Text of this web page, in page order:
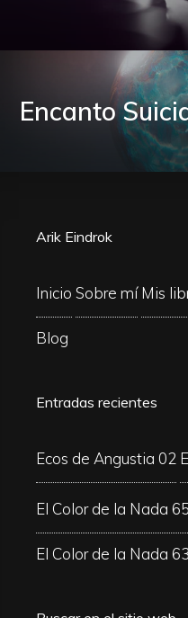
Encanto
Arik Eindrok
Inicio Sobre mí Mis
Blog
Entradas recientes
Ecos de Angustia 02
El Color de la Nada 65
El Color de la Nada 63